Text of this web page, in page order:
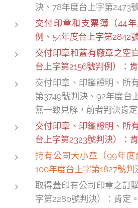
決、78年度台上字第2473
交付印章和支票簿（44
例、54年度台上字第2842
交付印章和蓋有廠章之空
台上字第2156號判例）：
交付印章、印鑑證明、所
第3749號判決、92年度台
無一致見解，前者判決肯
交付印章、印鑑證明、所
台上字第2323號判決）：
持有公司大小章（99年度
100年度台上字第1827號判
取得蓋印有公司印章之訂
字第2280號判決）：肯定。